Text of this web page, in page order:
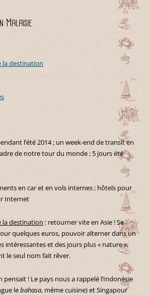
Malaisie
la destination
l’été 2014 ; un week-end de transit en
de notre tour du monde ; 5 jours été
en car et en vols internes ; hôtels pour
Internet
la destination : retourner vite en Asie ! Se
quelques euros, pouvoir alterner dans un
intéressantes et des jours plus « nature »,
le seul nom fait rêver.
! Le pays nous a rappelé l’Indonésie
lebahasa, même cuisine) et Singapour